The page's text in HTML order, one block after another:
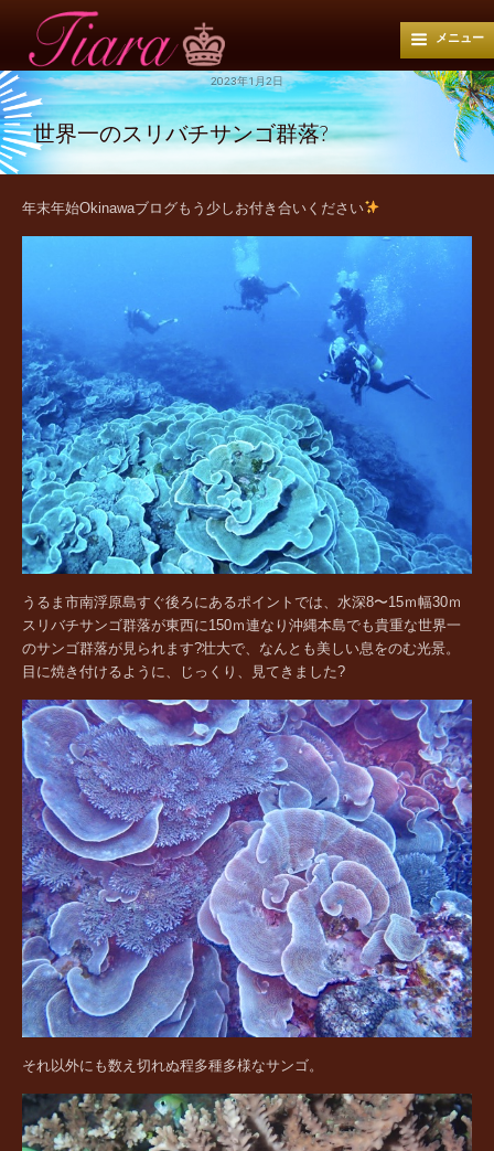
メニュー
2023年1月2日
世界一のスリバチサンゴ群落?
年末年始Okinawaブログもう少しお付き合いください
うるま市南浮原島すぐ後ろにあるポイントでは、水深8〜15ｍ幅30ｍ
スリバチサンゴ群落が東西に150ｍ連なり沖縄本島でも貴重な世界一
のサンゴ群落が見られます?壮大で、なんとも美しい息をのむ光景。
目に焼き付けるように、じっくり、見てきました?
それ以外にも数え切れぬ程多種多様なサンゴ。